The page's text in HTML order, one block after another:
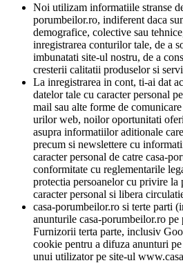
Noi utilizam informatiile stranse
porumbeilor.ro, indiferent daca
demografice, colective sau
inregistrarea conturilor tale, de a
imbunatati site-ul nostru, de a
cresterii calitatii produselor si
La inregistrarea in cont, ti-ai dat
datelor tale cu caracter personal
mail sau alte forme de
urilor web, noilor oportunitati
asupra informatiilor aditionale
precum si newslettere cu
caracter personal de catre casa-
conformitate cu reglementarile
protectia persoanelor cu privire la
caracter personal si libera
casa-porumbeilor.ro si terte parti
anunturile casa-porumbeilor.ro
Furnizorii terta parte, inclusiv
cookie pentru a difuza anunturi
unui utilizator pe site-ul